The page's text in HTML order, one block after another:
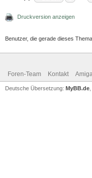
Druckversion anzeigen
Benutzer, die gerade dieses
Foren-Team Kontakt
Deutsche Übersetzung: MyBB.de